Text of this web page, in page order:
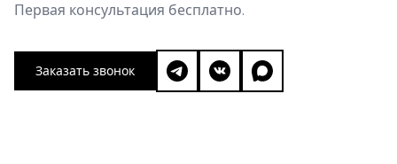
Первая консультация бесплатно.
Заказать звонок